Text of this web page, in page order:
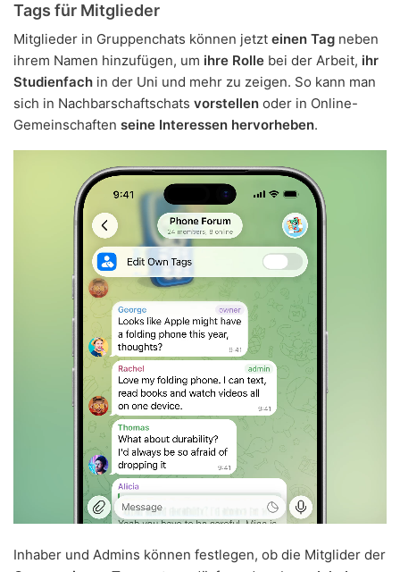
Tags für Mitglieder
Mitglieder in Gruppenchats können jetzt einen Tag neben
ihrem Namen hinzufügen, um ihre Rolle bei der Arbeit, ihr
Studienfach in der Uni und mehr zu zeigen. So kann man
sich in Nachbarschaftschats vorstellen oder in Online-
Gemeinschaften seine Interessen hervorheben.
Inhaber und Admins können festlegen, ob die Mitglider der